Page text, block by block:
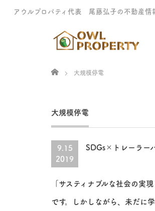
アウルプロパティ代表 尾藤弘子の不動産情
Home 大規模停電
大規模停電
9.15
2019
SDGs×トレーラー
「サスティナブルな社会の実
です。しかしながら、未だに